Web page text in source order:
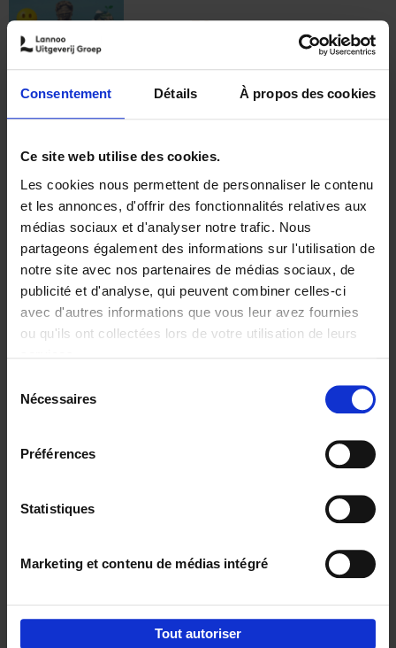
Consentement Détails À propos des cookies
Ce site web utilise des cookies.
Les cookies nous permettent de personnaliser le contenu
et les annonces, d'offrir des fonctionnalités relatives aux
médias sociaux et d'analyser notre trafic. Nous
partageons également des informations sur l'utilisation de
notre site avec nos partenaires de médias sociaux, de
publicité et d'analyse, qui peuvent combiner celles-ci
avec d'autres informations que vous leur avez fournies
ou qu'ils ont collectées lors de votre utilisation de leurs
Nécessaires
Préférences
Statistiques
Marketing et contenu de médias intégré
Tout autoriser
€37,50
Building Bonds = Building
Business
Jochen Roef Jozefien De Feyter
Carolien Boom
Couverture souple
2025 200
€29,99
Digital marketing like a PRO -
completely revised edition (EN)